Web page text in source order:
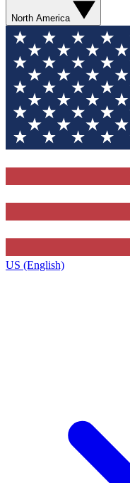
North America
US (English)